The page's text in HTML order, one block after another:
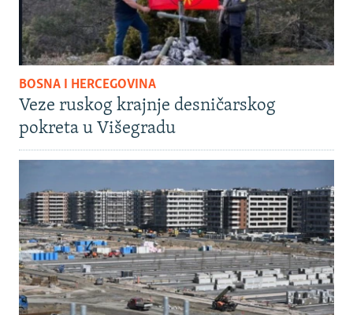
BOSNA I HERCEGOVINA
Veze ruskog krajnje desničarskog
pokreta u Višegradu